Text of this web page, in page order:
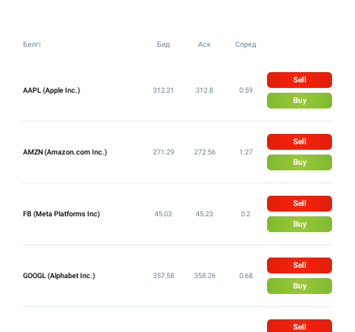
Белгі Бид Аск Спред
AAPL (Apple Inc.) 312.21 312.8 0.59
Sell
Buy
AMZN (Amazon.com Inc.) 271.29 272.56 1.27
Sell
Buy
FB (Meta Platforms Inc) 45.03 45.23 0.2
Sell
Buy
GOOGL (Alphabet Inc.) 357.58 358.26 0.68
Sell
Buy
Sell